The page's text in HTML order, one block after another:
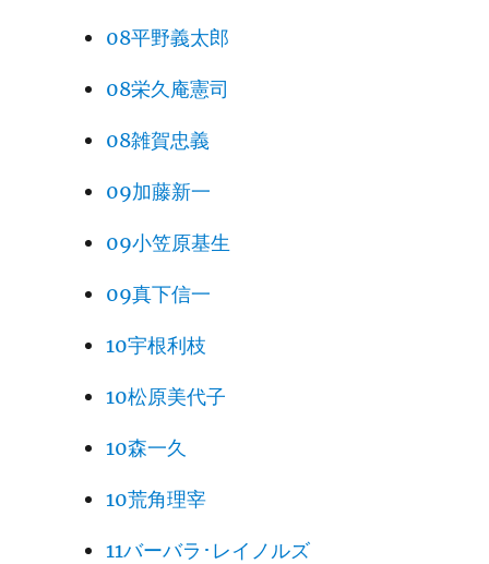
08平野義太郎
08栄久庵憲司
08雑賀忠義
09加藤新一
09小笠原基生
09真下信一
10宇根利枝
10松原美代子
10森一久
10荒角理宰
11バーバラ･レイノルズ